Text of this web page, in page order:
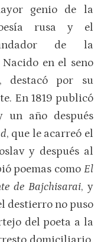
genio de la
rusa y el
de la
en el seno
destacó por su
En 1819 publicó
un año después
, que le acarreó el
y después al
poemas como El
de Bajchisarai, y
destierro no puso
del poeta a la